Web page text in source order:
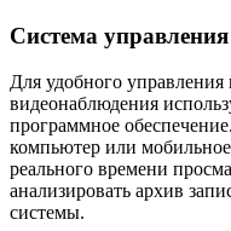
Система
Для удобного
видеонаблюдения
программное
компьютер или
реального времени
анализировать архив
системы.